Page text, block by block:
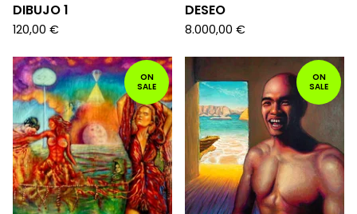
DIBUJO 1
120,00 €
DESEO
8.000,00 €
ON
SALE
ON
SALE